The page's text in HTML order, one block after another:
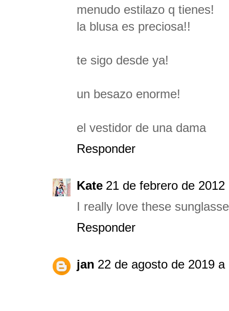
menudo estilazo q tienes!
la blusa es preciosa!!
te sigo desde ya!
un besazo enorme!
el vestidor de una dama
Responder
Kate 21 de febrero de 2012
I really love these
Responder
jan 22 de agosto de 2019 a